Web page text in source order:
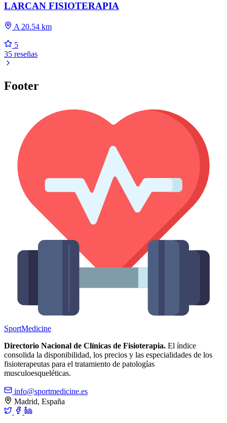
LARCAN FISIOTERAPIA
A 20.54 km
5
35 reseñas
Footer
SportMedicine
Directorio Nacional de Clínicas de Fisioterapia. El índice
consolida la disponibilidad, los precios y las especialidades de los
fisioterapeutas para el tratamiento de patologías
musculoesqueléticas.
info@sportmedicine.es
Madrid, España